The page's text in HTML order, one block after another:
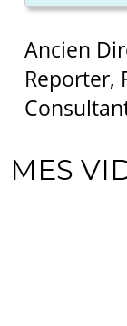
Ancien
Reporter,
MES